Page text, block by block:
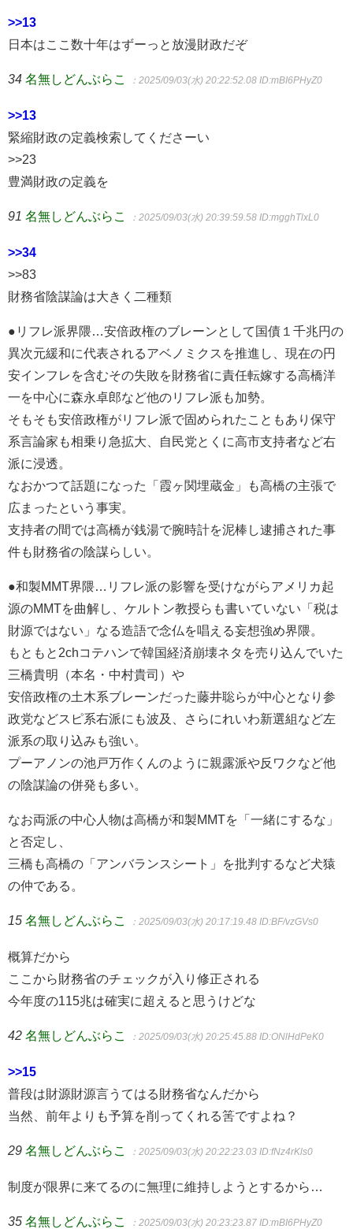
>>13
日本はここ数十年はずーっと放漫財政だぞ
34 名無しどんぶらこ ：2025/09/03(水) 20:22:52.08 ID:mBI6PHyZ0
>>13
緊縮財政の定義検索してくださーい
>>23
豊満財政の定義を
91 名無しどんぶらこ ：2025/09/03(水) 20:39:59.58 ID:mgghTlxL0
>>34
>>83
財務省陰謀論は大きく二種類
●リフレ派界隈…安倍政権のブレーンとして国債１千兆円の
異次元緩和に代表されるアベノミクスを推進し、現在の円
安インフレを含むその失敗を財務省に責任転嫁する高橋洋
一を中心に森永卓郎など他のリフレ派も加勢。
そもそも安倍政権がリフレ派で固められたこともあり保守
系言論家も相乗り急拡大、自民党とくに高市支持者など右
派に浸透。
なおかつて話題になった「霞ヶ関埋蔵金」も高橋の主張で
広まったという事実。
支持者の間では高橋が銭湯で腕時計を泥棒し逮捕された事
件も財務省の陰謀らしい。
●和製MMT界隈…リフレ派の影響を受けながらアメリカ起
源のMMTを曲解し、ケルトン教授らも書いていない「税は
財源ではない」なる造語で念仏を唱える妄想強め界隈。
もともと2chコテハンで韓国経済崩壊ネタを売り込んでいた
三橋貴明（本名・中村貴司）や
安倍政権の土木系ブレーンだった藤井聡らが中心となり参
政党などスピ系右派にも波及、さらにれいわ新選組など左
派系の取り込みも強い。
プーアノンの池戸万作くんのように親露派や反ワクなど他
の陰謀論の併発も多い。
なお両派の中心人物は高橋が和製MMTを「一緒にするな」
と否定し、
三橋も高橋の「アンバランスシート」を批判するなど犬猿
の仲である。
15 名無しどんぶらこ ：2025/09/03(水) 20:17:19.48 ID:BF/vzGVs0
概算だから
ここから財務省のチェックが入り修正される
今年度の115兆は確実に超えると思うけどな
42 名無しどんぶらこ ：2025/09/03(水) 20:25:45.88 ID:ONlHdPeK0
>>15
普段は財源財源言うてはる財務省なんだから
当然、前年よりも予算を削ってくれる筈ですよね？
29 名無しどんぶらこ ：2025/09/03(水) 20:22:23.03 ID:fNz4rKls0
制度が限界に来てるのに無理に維持しようとするから…
35 名無しどんぶらこ ：2025/09/03(水) 20:23:23.87 ID:mBI6PHyZ0